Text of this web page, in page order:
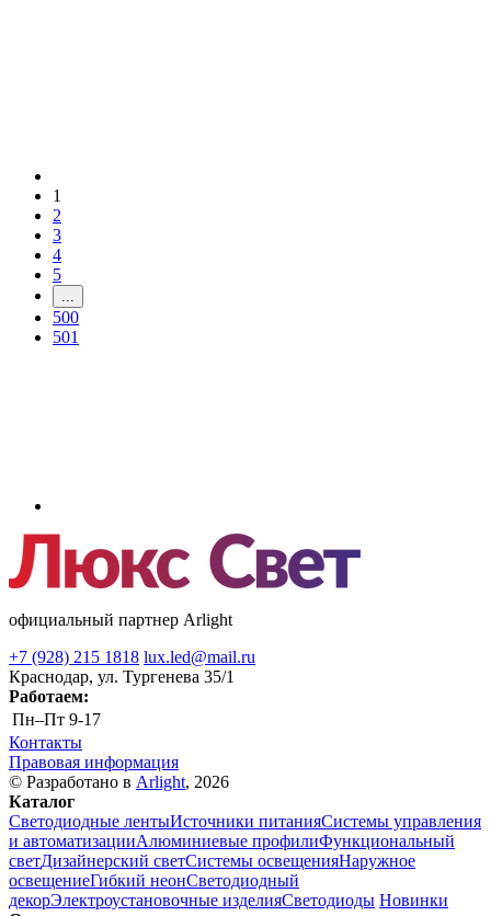
1
2
3
4
5
500
501
официальный партнер Arlight
+7 (928) 215 1818 lux.led@mail.ru
Краснодар, ул. Тургенева 35/1
Работаем:
Пн–Пт 9-17
Контакты
Правовая информация
© Разработано в Arlight, 2026
Каталог
Светодиодные лентыИсточники питанияСистемы управления
и автоматизацииАлюминиевые профилиФункциональный
светДизайнерский светСистемы освещенияНаружное
освещениеГибкий неонСветодиодный
декорЭлектроустановочные изделияСветодиоды Новинки